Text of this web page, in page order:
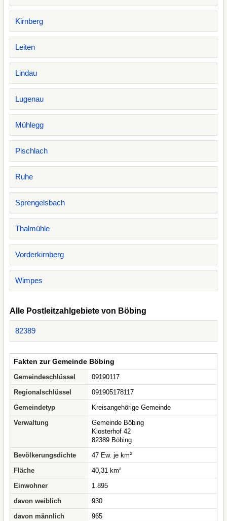
Kirnberg
Leiten
Lindau
Lugenau
Mühlegg
Pischlach
Ruhe
Sprengelsbach
Thalmühle
Vorderkirnberg
Wimpes
Alle Postleitzahlgebiete von Böbing
82389
Fakten zur Gemeinde Böbing
Gemeindeschlüssel
09190117
Regionalschlüssel
091905178117
Gemeindetyp
Kreisangehörige Gemeinde
Verwaltung
Gemeinde Böbing
Klosterhof 42
82389 Böbing
Bevölkerungsdichte
47 Ew. je km²
Fläche
40,31 km²
Einwohner
1.895
davon weiblich
930
davon männlich
965